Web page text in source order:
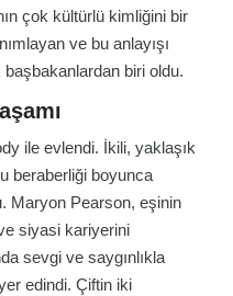
çok kültürlü kimliğini bir
ve bu anlayışı
biri oldu.
ile evlendi. İkili, yaklaşık
beraberliği boyunca
Maryon Pearson, eşinin
siyasi kariyerini
sevgi ve saygınlıkla
edindi. Çiftin iki